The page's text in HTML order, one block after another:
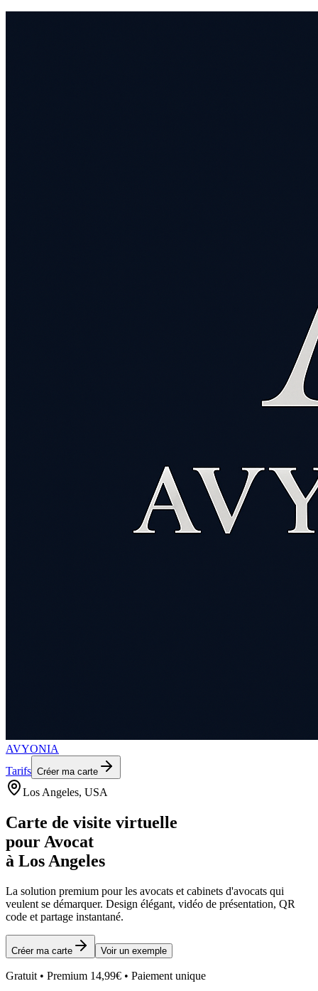
AVYONIA
Tarifs Créer ma carte
Los Angeles, USA
Carte de visite virtuelle
pour Avocat
à Los Angeles
La solution premium pour les avocats et cabinets d'avocats qui
veulent se démarquer. Design élégant, vidéo de présentation, QR
code et partage instantané.
Créer ma carte Voir un exemple
Gratuit • Premium 14,99€ • Paiement unique